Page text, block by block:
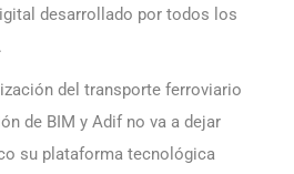
desarrollado por todos los
del transporte ferroviario
de BIM y Adif no va a dejar
su plataforma tecnológica